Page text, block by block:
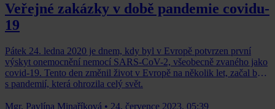
Veřejné zakázky v době pandemie covidu-
19
Pátek 24. ledna 2020 je dnem, kdy byl v Evropě potvrzen první
výskyt onemocnění nemocí SARS-CoV-2, všeobecně zvaného jako
covid-19. Tento den změnil život v Evropě na několik let, začal boj
s pandemií, která ohrozila celý svět.
Mgr. Pavlína Minaříková • 24. července 2023, 05:39